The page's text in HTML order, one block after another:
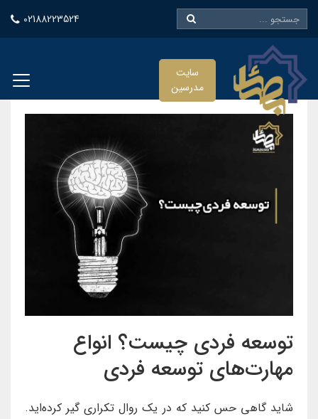
02188223524
سایت
مدرسین
توسعه فردی چیست؟ انواع
مهارت‌های توسعه فردی
شاید گاهی حس کنید که در یک روال تکراری گیر کرده‌اید.